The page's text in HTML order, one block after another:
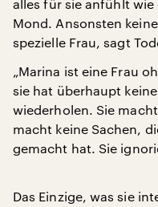
alles für sie anfühlt wie
Mond. Ansonsten
spezielle Frau, sagt
„Marina ist eine Frau
sie hat überhaupt
wiederholen. Sie
macht keine Sachen,
gemacht hat. Sie
Das Einzige, was sie